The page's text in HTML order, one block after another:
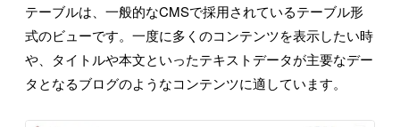
テーブルは、一般的なCMSで採用されているテーブル形
式のビューです。一度に多くのコンテンツを表示したい時
や、タイトルや本文といったテキストデータが主要なデー
タとなるブログのようなコンテンツに適しています。